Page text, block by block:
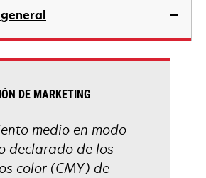
DE MARKETING
medio en modo
declarado de los
color (CMY) de